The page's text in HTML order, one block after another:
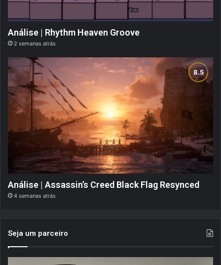
Análise | Rhythm Heaven Groove
2 semanas atrás
Análise | Assassin’s Creed Black Flag Resynced
4 semanas atrás
Seja um parceiro